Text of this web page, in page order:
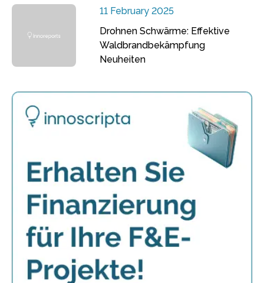
11 February 2025
Drohnen Schwärme: Effektive
Waldbrandbekämpfung
Neuheiten